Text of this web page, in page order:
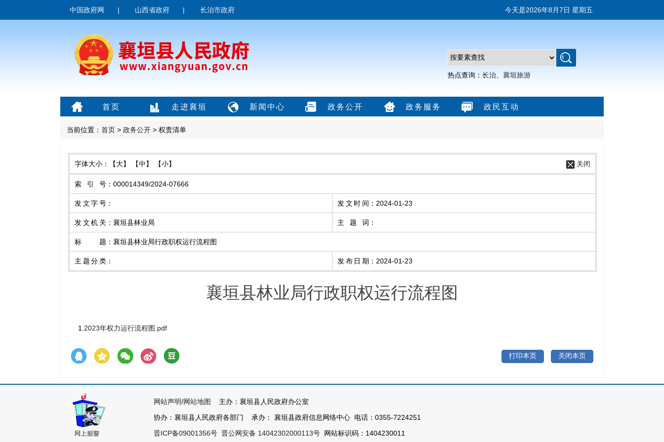
中国政府网 | 山西省政府 | 长治市政府 今天是2026年8月7日 星期五
热点查询： 长治 襄垣旅游
首页 走进襄垣 新闻中心 政务公开 政务服务 政民互动
当前位置： 首页 > 政务公开 > 权责清单
字体大小： 【大】 【中】 【小】 关闭
索引号 ： 000014349/2024-07666
发文字号 ： 发文时间 ： 2024-01-23
发文机关 ： 襄垣县林业局 主题词 ：
标题 ： 襄垣县林业局行政职权运行流程图
主题分类 ： 发布日期 ： 2024-01-23
襄垣县林业局行政职权运行流程图
1. 2023年权力运行流程图.pdf
打印本页 关闭本页
网站声明/网站地图
主办：襄垣县人民政府办公室
协办：襄垣县人民政府各部门 承办： 襄垣县政府信息网络中心 电话：0355-7224251
晋ICP备09001356号 晋公网安备 14042302000113号 网站标识码：1404230011